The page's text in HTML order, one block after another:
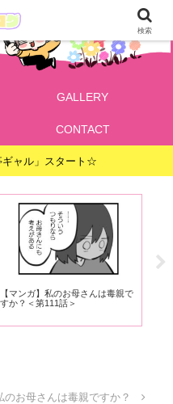
GALLERY
CONTACT
ャル」スタート☆
【マンガ】私のお母さんは毒親で
すか？＜第111話＞
のお母さんは毒親ですか？
検索